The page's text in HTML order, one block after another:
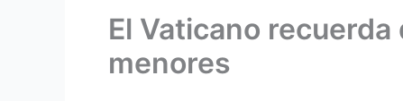
El Vaticano
menores